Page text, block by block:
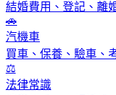
結婚費用、登記、離
🚗
汽機車
買車、保養、驗車、
⚖️
法律常識